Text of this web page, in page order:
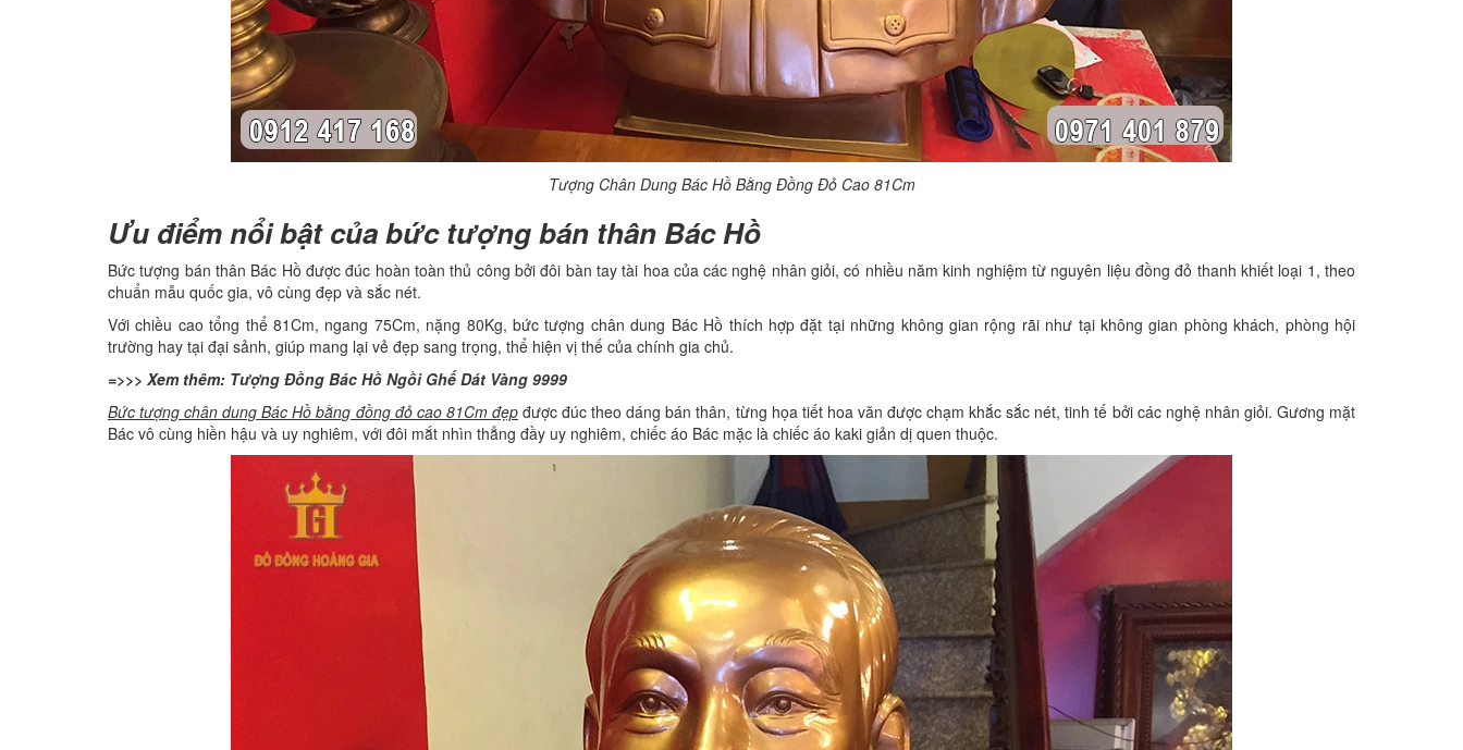
Tượng Chân Dung Bác Hồ Bằng Đồng Đỏ Cao 81Cm
Ưu điểm nổi bật của bức tượng bán thân Bác Hồ
Bức tượng bán thân Bác Hồ được đúc hoàn toàn thủ công bởi đôi bàn tay tài hoa của các nghệ nhân giỏi, có nhiều năm kinh nghiệm từ nguyên liệu đồng đỏ thanh khiết loại 1, theo
chuẩn mẫu quốc gia, vô cùng đẹp và sắc nét.
Với chiều cao tổng thể 81Cm, ngang 75Cm, nặng 80Kg, bức tượng chân dung Bác Hồ thích hợp đặt tại những không gian rộng rãi như tại không gian phòng khách, phòng hội
trường hay tại đại sảnh, giúp mang lại vẻ đẹp sang trọng, thể hiện vị thế của chính gia chủ.
=>>> Xem thêm: Tượng Đồng Bác Hồ Ngồi Ghế Dát Vàng 9999
Bức tượng chân dung Bác Hồ bằng đồng đỏ cao 81Cm đẹpđược đúc theo dáng bán thân, từng họa tiết hoa văn được chạm khắc sắc nét, tinh tế bởi các nghệ nhân giỏi. Gương mặt
Bác vô cùng hiền hậu và uy nghiêm, với đôi mắt nhìn thẳng đầy uy nghiêm, chiếc áo Bác mặc là chiếc áo kaki giản dị quen thuộc.